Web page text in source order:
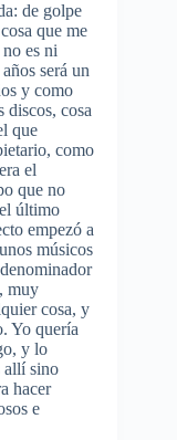
de golpe
que me
es ni
será un
y como
discos, cosa
que
como
el
que no
último
empezó a
músicos
muy
cosa, y
Yo quería
y lo
allí sino
hacer
e